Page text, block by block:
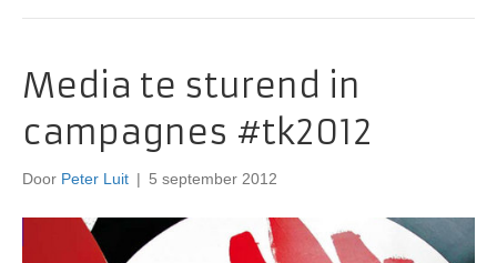
Media te sturend in
campagnes #tk2012
Door Peter Luit | 5 september 2012